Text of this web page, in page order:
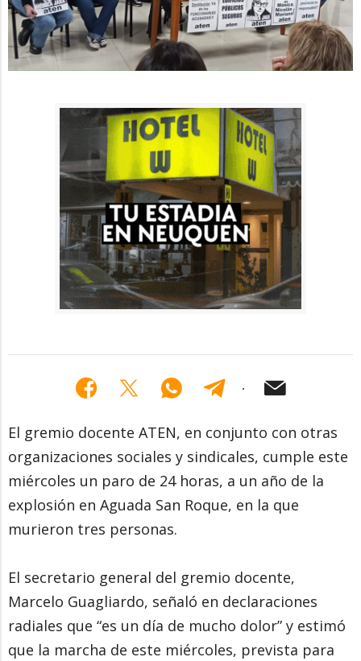
El gremio docente ATEN, en conjunto con otras
organizaciones sociales y sindicales, cumple este
miércoles un paro de 24 horas, a un año de la
explosión en Aguada San Roque, en la que
murieron tres personas.
El secretario general del gremio docente,
Marcelo Guagliardo, señaló en declaraciones
radiales que “es un día de mucho dolor” y estimó
que la marcha de este miércoles, prevista para